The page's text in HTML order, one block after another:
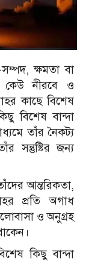
ক্ষমতা বা
কেউ নীরবে ও
কাছে বিশেষ
বিশেষ বান্দা
তাঁর নৈকট্য
সন্তুষ্টির জন্য
আন্তরিকতা,
প্রতি অগাধ
ও অনুগ্রহ
কিছু বান্দা